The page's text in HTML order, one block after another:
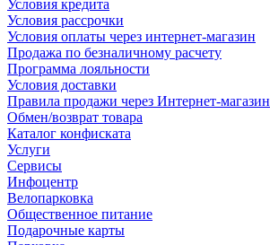
Условия кредита
Условия рассрочки
Условия оплаты через интернет-магазин
Продажа по безналичному расчету
Программа лояльности
Условия доставки
Правила продажи через Интернет-магазин
Обмен/возврат товара
Каталог конфиската
Услуги
Сервисы
Инфоцентр
Велопарковка
Общественное питание
Подарочные карты